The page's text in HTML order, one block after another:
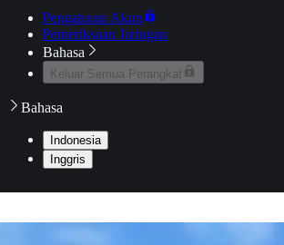
Pengaturan Akun
Pemeriksaan Jaringan
Bahasa
Keluar Semua Perangkat
Bahasa
Indonesia
Inggris